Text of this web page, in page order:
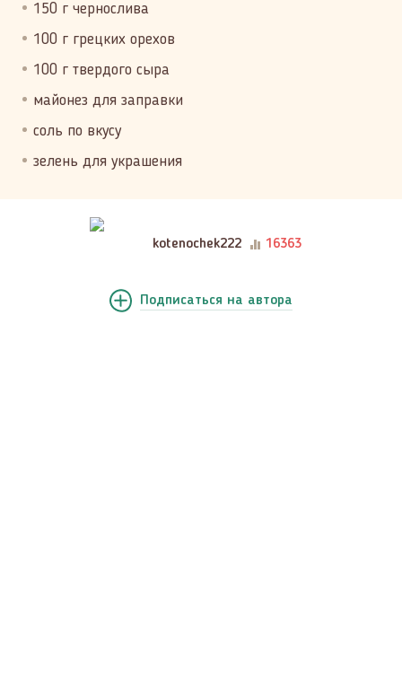
150 г чернослива
100 г грецких орехов
100 г твердого сыра
майонез для заправки
соль по вкусу
зелень для украшения
kotenochek222 16363
Подписаться на автора